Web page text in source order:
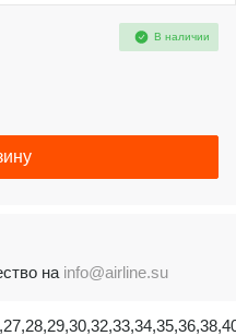
В наличии
на info@airline.su